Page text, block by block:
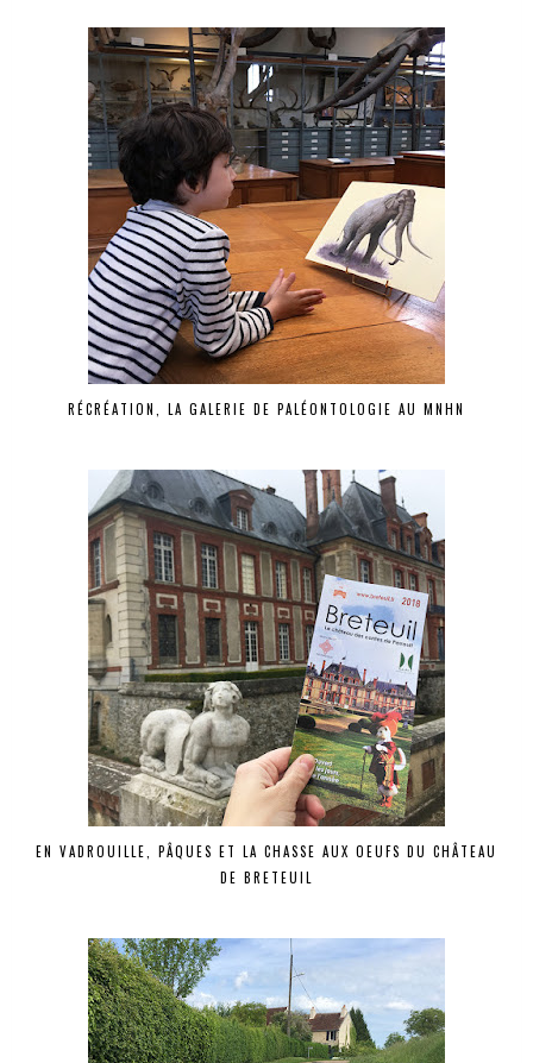
RÉCRÉATION, LA GALERIE DE PALÉONTOLOGIE AU MNHN
EN VADROUILLE, PÂQUES ET LA CHASSE AUX OEUFS DU CHÂTEAU
DE BRETEUIL